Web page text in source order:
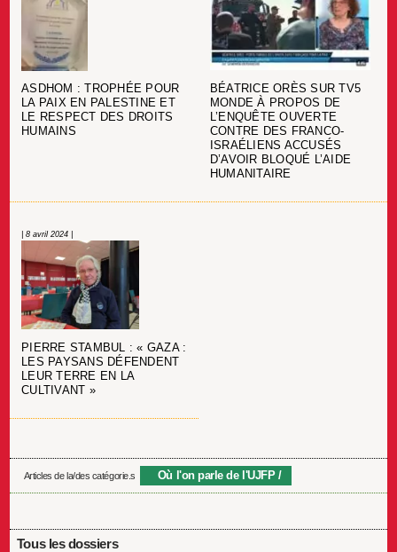
ASDHOM : TROPHÉE POUR
LA PAIX EN PALESTINE ET
LE RESPECT DES DROITS
HUMAINS
BÉATRICE ORÈS SUR TV5
MONDE À PROPOS DE
L’ENQUÊTE OUVERTE
CONTRE DES FRANCO-
ISRAÉLIENS ACCUSÉS
D’AVOIR BLOQUÉ L’AIDE
HUMANITAIRE
| 8 avril 2024 |
PIERRE STAMBUL : « GAZA :
LES PAYSANS DÉFENDENT
LEUR TERRE EN LA
CULTIVANT »
Articles de la/des catégorie.s Où l'on parle de l'UJFP
Tous les dossiers